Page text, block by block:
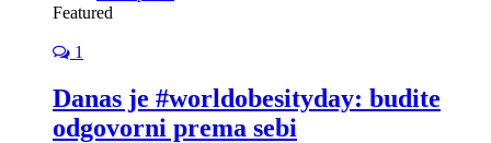
Featured
1
Danas je #worldobesityday: budite
odgovorni prema sebi